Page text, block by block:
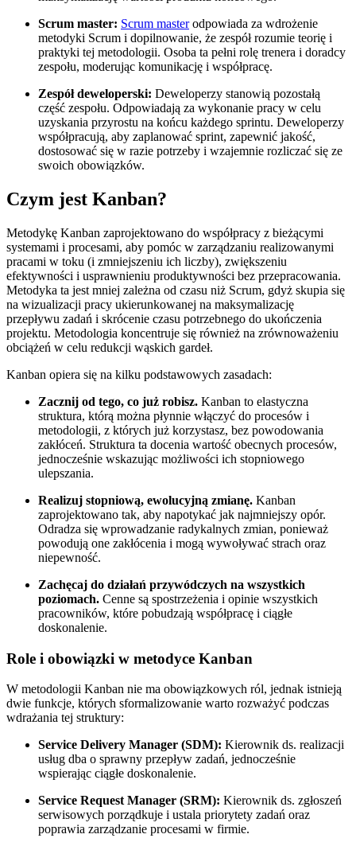
Scrum master: Scrum masterodpowiada za wdrożenie
metodyki Scrum i dopilnowanie, że zespół rozumie teorię i
praktyki tej metodologii. Osoba ta pełni rolę trenera i doradcy
zespołu, moderując komunikację i współpracę.
Zespół deweloperski: Deweloperzy stanowią pozostałą
część zespołu. Odpowiadają za wykonanie pracy w celu
uzyskania przyrostu na końcu każdego sprintu. Deweloperzy
współpracują, aby zaplanować sprint, zapewnić jakość,
dostosować się w razie potrzeby i wzajemnie rozliczać się ze
swoich obowiązków.
Czym jest Kanban?
Metodykę Kanban zaprojektowano do współpracy z bieżącymi
systemami i procesami, aby pomóc w zarządzaniu realizowanymi
pracami w toku (i zmniejszeniu ich liczby), zwiększeniu
efektywności i usprawnieniu produktywności bez przepracowania.
Metodyka ta jest mniej zależna od czasu niż Scrum, gdyż skupia się
na wizualizacji pracy ukierunkowanej na maksymalizację
przepływu zadań i skrócenie czasu potrzebnego do ukończenia
projektu. Metodologia koncentruje się również na zrównoważeniu
obciążeń w celu redukcji wąskich gardeł.
Kanban opiera się na kilku podstawowych zasadach:
Zacznij od tego, co już robisz. Kanban to elastyczna
struktura, którą można płynnie włączyć do procesów i
metodologii, z których już korzystasz, bez powodowania
zakłóceń. Struktura ta docenia wartość obecnych procesów,
jednocześnie wskazując możliwości ich stopniowego
ulepszania.
Realizuj stopniową, ewolucyjną zmianę. Kanban
zaprojektowano tak, aby napotykać jak najmniejszy opór.
Odradza się wprowadzanie radykalnych zmian, ponieważ
powodują one zakłócenia i mogą wywoływać strach oraz
niepewność.
Zachęcaj do działań przywódczych na wszystkich
poziomach. Cenne są spostrzeżenia i opinie wszystkich
pracowników, które pobudzają współpracę i ciągłe
doskonalenie.
Role i obowiązki w metodyce Kanban
W metodologii Kanban nie ma obowiązkowych ról, jednak istnieją
dwie funkcje, których sformalizowanie warto rozważyć podczas
wdrażania tej struktury:
Service Delivery Manager (SDM): Kierownik ds. realizacji
usług dba o sprawny przepływ zadań, jednocześnie
wspierając ciągłe doskonalenie.
Service Request Manager (SRM): Kierownik ds. zgłoszeń
serwisowych porządkuje i ustala priorytety zadań oraz
poprawia zarządzanie procesami w firmie.